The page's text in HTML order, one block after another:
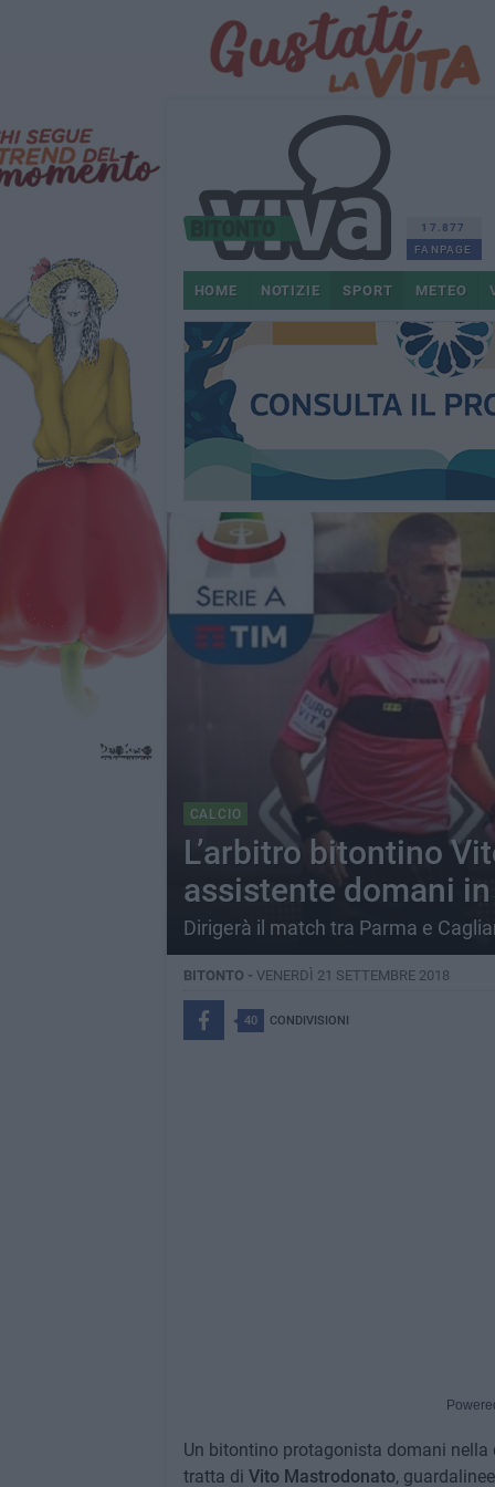
17.877
FANPAGE
HOME NOTIZIE SPORT METEO
CALCIO
L’arbitro bitontino
assistente domani
Dirigerà il match tra Parma e
BITONTO - VENERDÌ 21 SETTEMBRE 2018
40 CONDIVISIONI
Un bitontino protagonista domani
tratta di Vito Mastrodonato,